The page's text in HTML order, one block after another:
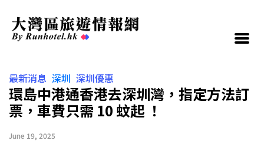
最新消息 深圳 深圳優惠
環島中港通香港去深圳灣，指定方法訂
票，車費只需 10 蚊起 ！
June 19, 2025